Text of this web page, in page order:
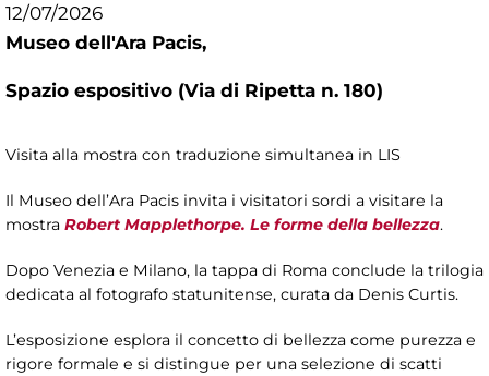
12/07/2026
Museo dell'Ara Pacis,
Spazio espositivo (Via di Ripetta n. 180)
Visita alla mostra con traduzione simultanea in LIS
Il Museo dell’Ara Pacis invita i visitatori sordi a visitare la
mostra Robert Mapplethorpe. Le forme della bellezza.
Dopo Venezia e Milano, la tappa di Roma conclude la trilogia
dedicata al fotografo statunitense, curata da Denis Curtis.
L’esposizione esplora il concetto di bellezza come purezza e
rigore formale e si distingue per una selezione di scatti